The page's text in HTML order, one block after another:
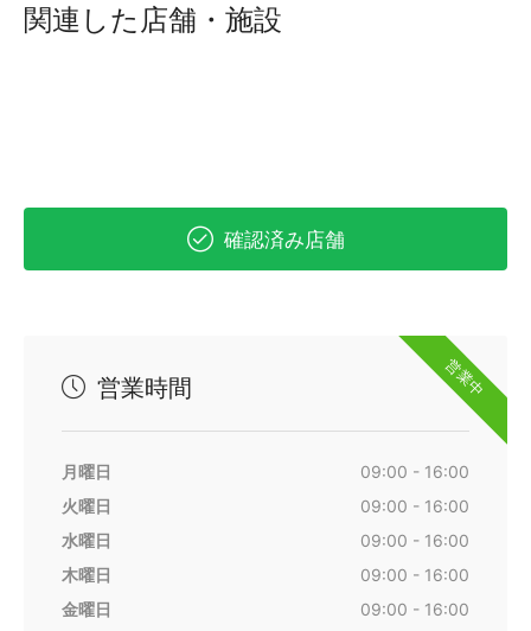
関連した店舗・施設
確認済み店舗
営業中
営業時間
月曜日
09:00 - 16:00
火曜日
09:00 - 16:00
水曜日
09:00 - 16:00
木曜日
09:00 - 16:00
金曜日
09:00 - 16:00